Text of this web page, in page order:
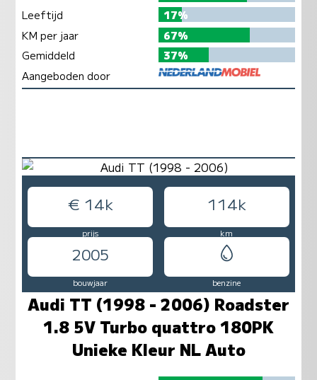
Leeftijd
17%
KM per jaar
67%
Gemiddeld
37%
Aangeboden door
€ 14k 114k
prijs km
2005
bouwjaar benzine
Audi TT (1998 - 2006) Roadster
1.8 5V Turbo quattro 180PK
Unieke Kleur NL Auto